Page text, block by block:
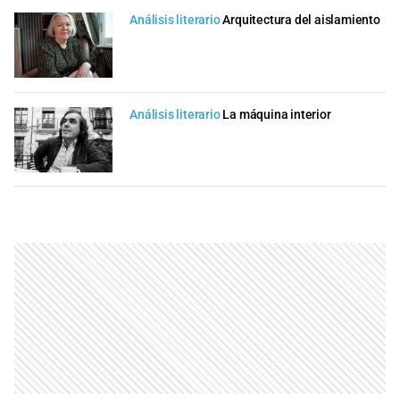
Análisis literarioArquitectura del aislamiento
Análisis literario La máquina interior